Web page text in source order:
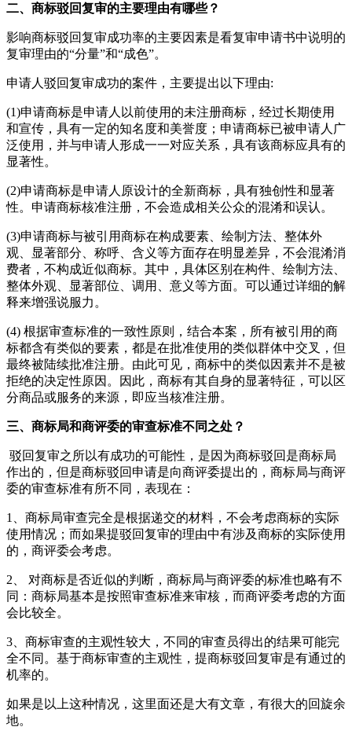
二、商标驳回复审的主要理由有哪些？
影响商标驳回复审成功率的主要因素是看复审申请书中说明的
复审理由的“分量”和“成色”。
申请人驳回复审成功的案件，主要提出以下理由:
(1)申请商标是申请人以前使用的未注册商标，经过长期使用
和宣传，具有一定的知名度和美誉度；申请商标已被申请人广
泛使用，并与申请人形成一一对应关系，具有该商标应具有的
显著性。
(2)申请商标是申请人原设计的全新商标，具有独创性和显著
性。申请商标核准注册，不会造成相关公众的混淆和误认。
(3)申请商标与被引用商标在构成要素、绘制方法、整体外
观、显著部分、称呼、含义等方面存在明显差异，不会混淆消
费者，不构成近似商标。其中，具体区别在构件、绘制方法、
整体外观、显著部位、调用、意义等方面。可以通过详细的解
释来增强说服力。
(4) 根据审查标准的一致性原则，结合本案，所有被引用的商
标都含有类似的要素，都是在批准使用的类似群体中交叉，但
最终被陆续批准注册。由此可见，商标中的类似因素并不是被
拒绝的决定性原因。因此，商标有其自身的显著特征，可以区
分商品或服务的来源，即应当核准注册。
三、商标局和商评委的审查标准不同之处？
驳回复审之所以有成功的可能性，是因为商标驳回是商标局
作出的，但是商标驳回申请是向商评委提出的，商标局与商评
委的审查标准有所不同，表现在：
1、商标局审查完全是根据递交的材料，不会考虑商标的实际
使用情况；而如果提驳回复审的理由中有涉及商标的实际使用
的，商评委会考虑。
2、 对商标是否近似的判断，商标局与商评委的标准也略有不
同：商标局基本是按照审查标准来审核，而商评委考虑的方面
会比较全。
3、商标审查的主观性较大，不同的审查员得出的结果可能完
全不同。基于商标审查的主观性，提商标驳回复审是有通过的
机率的。
如果是以上这种情况，这里面还是大有文章，有很大的回旋余
地。